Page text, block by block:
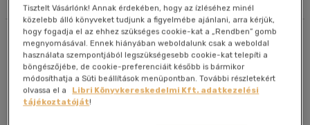
40 db / oldal
Alkalmaz
Összesen6db
Tisztelt Vásárlónk! Annak érdekében, hogy az ízléséhez minél
közelebb álló könyveket tudjunk a figyelmébe ajánlani, arra kérjük,
hogy fogadja el az ehhez szükséges cookie-kat a „Rendben” gomb
megnyomásával. Ennek hiányában weboldalunk csak a weboldal
használata szempontjából legszükségesebb cookie-kat telepíti a
böngészőjébe, de cookie-preferenciáit később is bármikor
módosíthatja a Süti beállítások menüpontban. További részletekért
olvassa el a
Libri Könyvkereskedelmi Kft. adatkezelési
tájékoztatóját!